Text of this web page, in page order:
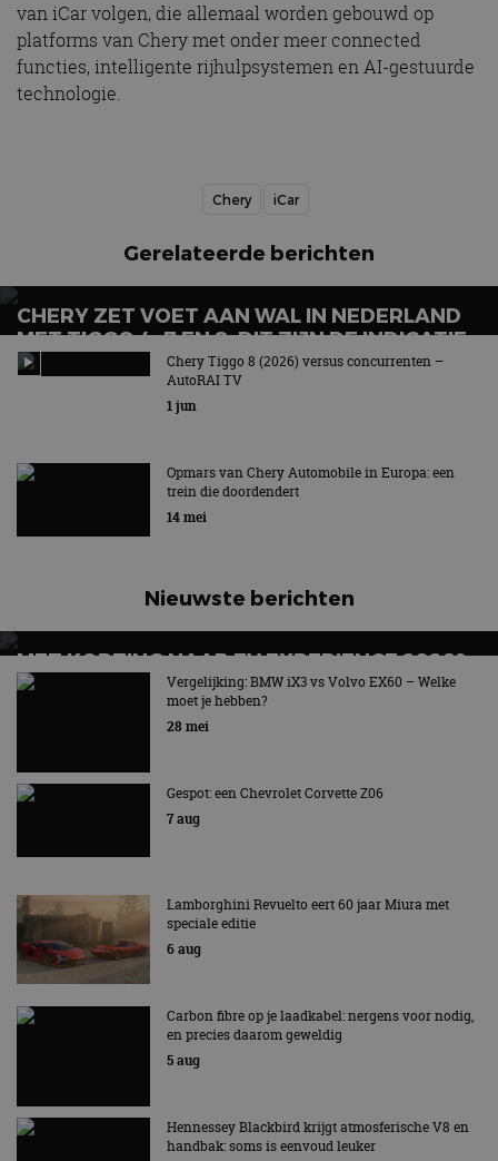
van iCar volgen, die allemaal worden gebouwd op
platforms van Chery met onder meer connected
functies, intelligente rijhulpsystemen en AI-gestuurde
technologie.
Chery iCar
Gerelateerde berichten
CHERY ZET VOET AAN WAL IN NEDERLAND
MET TIGGO 4, 7 EN 8: DIT ZIJN DE INDICATIE
PRIJZEN
Chery Tiggo 8 (2026) versus concurrenten –
AutoRAI TV
1 jun
Opmars van Chery Automobile in Europa: een
trein die doordendert
14 mei
Nieuwste berichten
MET KORTING NAAR EV EXPERIENCE 2026?
AUTORAI REGELT HET!
EV Experience 2026 van 24 tot 26 september
Vergelijking: BMW iX3 vs Volvo EX60 – Welke
moet je hebben?
28 mei
Gespot: een Chevrolet Corvette Z06
7 aug
Lamborghini Revuelto eert 60 jaar Miura met
speciale editie
6 aug
Carbon fibre op je laadkabel: nergens voor nodig,
en precies daarom geweldig
5 aug
Hennessey Blackbird krijgt atmosferische V8 en
handbak: soms is eenvoud leuker